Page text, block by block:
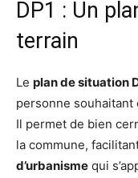
DP1 : Un
terrain
Le plan de situation
personne souhaitant
Il permet de bien
la commune,
d’urbanisme qui